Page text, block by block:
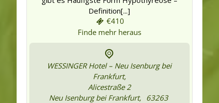
Definition[...]
€410
Finde mehr heraus
WESSINGER Hotel – Neu Isenburg bei
Frankfurt,
Alicestraße 2
Neu Isenburg bei Frankfurt, 63263